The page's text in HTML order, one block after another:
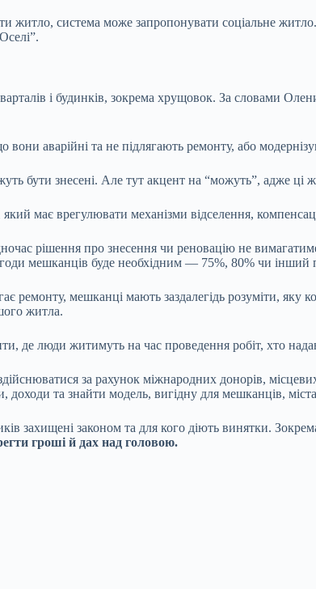
система може запропонувати соціальне
і будинків, зокрема хрущовок. За словами
аварійні та не підлягають ремонту, або
бути знесені. Але тут акцент на “можуть”, адже
має врегулювати механізми відселення,
рішення про знесення чи реновацію не
мешканців буде необхідним — 75%, 80% чи інший
ремонту, мешканці мають заздалегідь розуміти,
житла.
де люди житимуть на час проведення робіт, хто
за рахунок міжнародних донорів,
доходи та знайти модель, вигідну для мешканців, міста
захищені законом та для кого діють винятки.
гроші й дах над головою.